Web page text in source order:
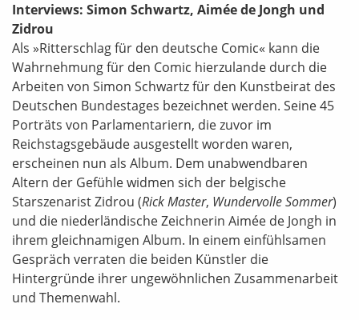
Interviews: Simon Schwartz, Aimée de Jongh und
Zidrou
Als »Ritterschlag für den deutsche Comic« kann die
Wahrnehmung für den Comic hierzulande durch die
Arbeiten von Simon Schwartz für den Kunstbeirat des
Deutschen Bundestages bezeichnet werden. Seine 45
Porträts von Parlamentariern, die zuvor im
Reichstagsgebäude ausgestellt worden waren,
erscheinen nun als Album. Dem unabwendbaren
Altern der Gefühle widmen sich der belgische
Starszenarist Zidrou (Rick Master, Wundervolle Sommer)
und die niederländische Zeichnerin Aimée de Jongh in
ihrem gleichnamigen Album. In einem einfühlsamen
Gespräch verraten die beiden Künstler die
Hintergründe ihrer ungewöhnlichen Zusammenarbeit
und Themenwahl.